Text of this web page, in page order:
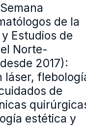
de la
Estudios de
Norte-
2017):
láser,
de
estética y